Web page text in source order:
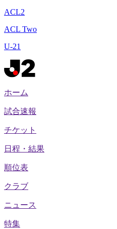
ACL2
ACL Two
U-21
ホーム
試合速報
チケット
日程・結果
順位表
クラブ
ニュース
特集